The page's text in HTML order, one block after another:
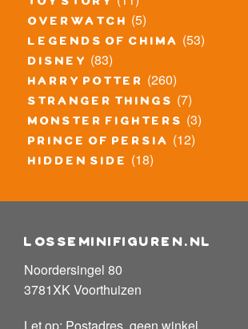
toy story
overwatch (5)
legends of chima (53)
disney (83)
harry potter (260)
stranger things (7)
monster fighters (3)
prince of persia (12)
hidden side (18)
losseminifiguren.nl
Noordersingel 80
3781XK Voorthuizen